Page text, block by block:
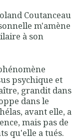
Coutanceau
m'amène
à son
psychique et
grandit dans
dans le
avant elle, a
mais pas de
qu'elle a tués.